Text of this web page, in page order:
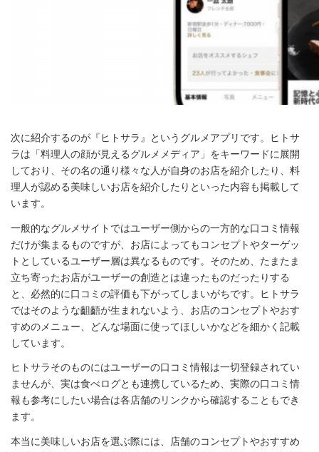
次に紹介するのが『ヒトサラ』というグルメアプリです。ヒトサ
ラは「料理人の顔が見えるグルメメディア」をキーワードに展開
しており、その名の通り様々な人が自身のお店を紹介したり、料
理人が認める美味しいお店を紹介したりといった内容も掲載して
います。
一般的なグルメサイトではユーザー側からの一方的な口コミ情報
だけが集まるものですが、お店によってもコンセプトやターゲッ
トとしているユーザー層は異なるものです。そのため、たまたま
立ち寄ったお店がユーザーの創造とは違ったものだったりする
と、必然的に口コミの評価も下がってしまいがちです。ヒトサラ
ではそのような齟齬が生まれないよう、お店のコンセプトやおす
すめのメニュー、どんな場面に使ってほしいかなどを細かく記載
しています。
ヒトサラそのものにはユーザーの口コミ情報は一切登録されてい
ませんが、実は食べログとも連携しているため、実際の口コミ情
報も参考にしたい場合は各店舗のリンクから確認することもでき
ます。
本当に美味しいお店を選ぶ際には、店舗のコンセプトやおすすめ